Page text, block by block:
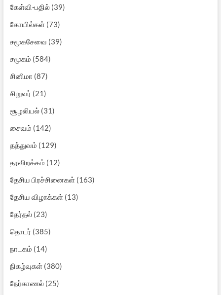
கேள்வி-பதில்(39)
கோயில்கள்(73)
சமூகசேவை (39)
சமூகம் (584)
சினிமா (87)
சிறுவர் (21)
சூழலியல்(31)
சைவம் (142)
தத்துவம் (129)
தரவிறக்கம் (12)
தேசிய பிரச்சினைகள்(163)
தேசிய விழாக்கள்(13)
தேர்தல்(23)
தொடர் (385)
நாடகம் (14)
நிகழ்வுகள்(380)
நேர்காணல்(25)